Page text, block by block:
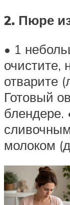
2. Пюре
• 1
очистите,
отварите
Готовый
блендере.
молоком